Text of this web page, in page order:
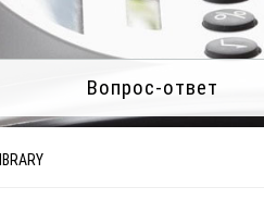
Вопрос-ответ